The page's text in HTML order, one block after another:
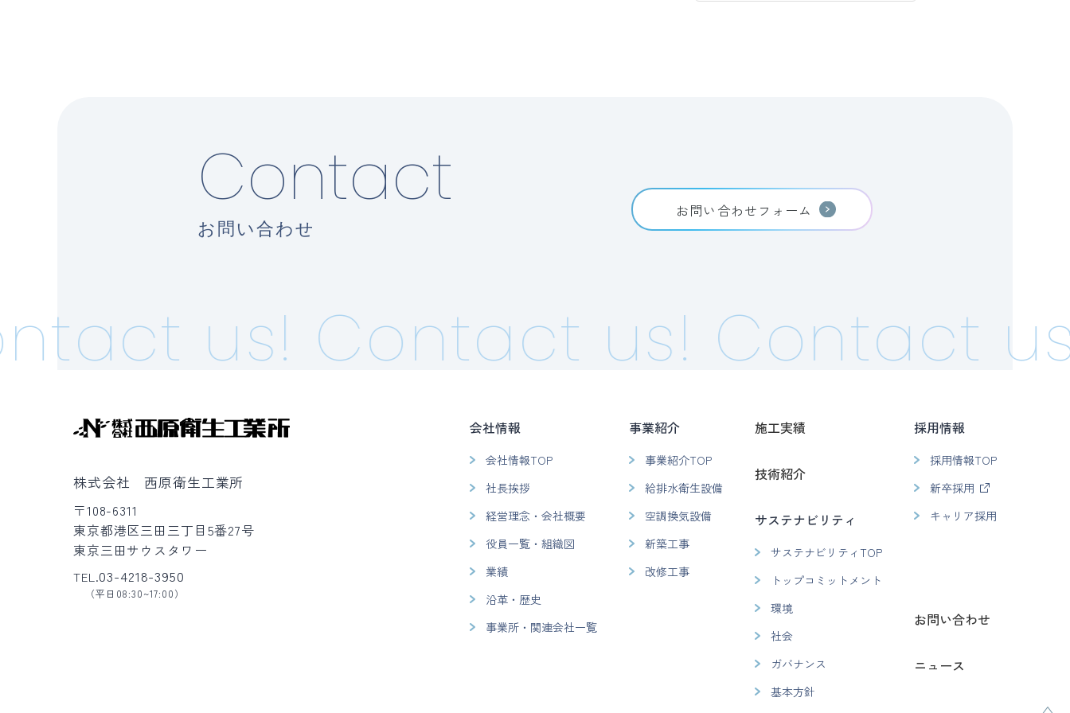
Contact
お問い合わせ
お問い合わせフォーム
us! Contact us! Contact us!
株式会社 西原衛生工業所
〒108-6311
東京都港区三田三丁目5番27号
東京三田サウスタワー
TEL.03-4218-3950
（平日08:30~17:00）
会社情報
会社情報TOP
社長挨拶
経営理念・会社概要
役員一覧・組織図
業績
沿革・歴史
事業所・関連会社一覧
事業紹介
事業紹介TOP
給排水衛生設備
空調換気設備
新築工事
改修工事
施工実績
技術紹介
サステナビリティ
サステナビリティTOP
トップコミットメント
環境
社会
ガバナンス
基本方針
採用情報
採用情報TOP
新卒採用
キャリア採用
お問い合わせ
ニュース